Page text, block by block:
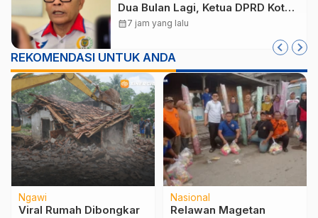
Dua Bulan Lagi, Ketua DPRD Kota
Madiun Desak Pemkot Percepat
calendar_month7 jam yang lalu
REKOMENDASI UNTUK ANDA
Ngawi
Viral Rumah Dibongkar
Nasional
Relawan Magetan